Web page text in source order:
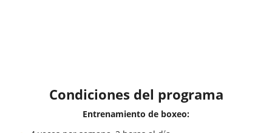
Condiciones del programa
Entrenamiento de boxeo: